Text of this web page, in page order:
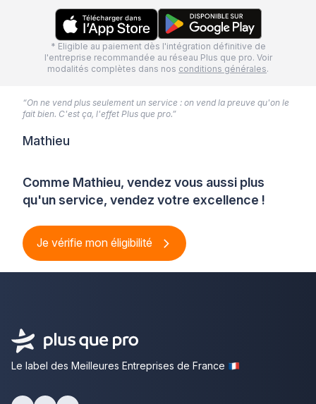
* Eligible au paiement dès l'intégration définitive de
l'entreprise recommandée au réseau Plus que pro. Voir
modalités complètes dans nos conditions générales.
Comme Mathieu, vendez vous aussi plus
qu'un service, vendez votre excellence !
Je vérifie mon éligibilité
“On ne vend plus seulement un service : on vend la preuve qu'on le
fait bien. C'est ça, l'effet Plus que pro.”
Mathieu
Le label des Meilleures Entreprises de France